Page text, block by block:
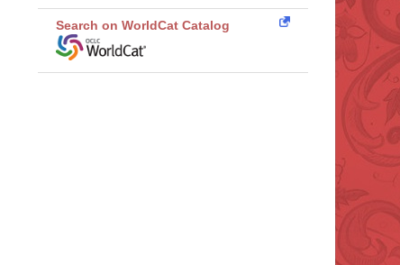
Search on WorldCat Catalog